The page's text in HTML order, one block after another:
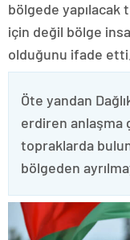
bölgede yapılacak
için değil bölge
olduğunu ifade etti.
Öte yandan
erdiren anlaşma
topraklarda
bölgeden